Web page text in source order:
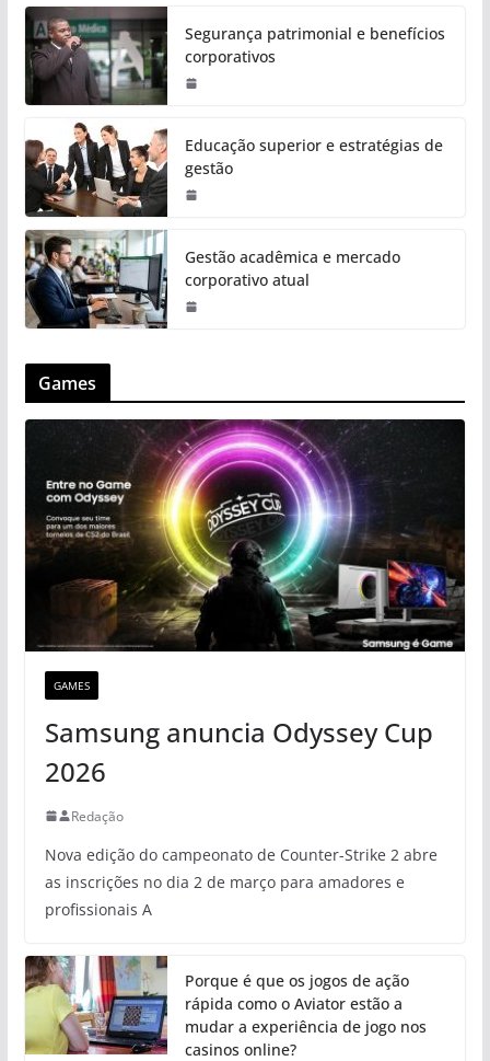
Segurança patrimonial e benefícios
corporativos
Educação superior e estratégias de
gestão
Gestão acadêmica e mercado
corporativo atual
Games
GAMES
Samsung anuncia Odyssey Cup
2026
Redação
Nova edição do campeonato de Counter-Strike 2 abre
as inscrições no dia 2 de março para amadores e
profissionais A
Porque é que os jogos de ação
rápida como o Aviator estão a
mudar a experiência de jogo nos
casinos online?